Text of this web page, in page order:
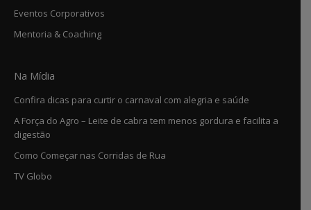
Eventos Corporativos
Mentoria & Coaching
Na Mídia
Confira dicas para curtir o carnaval com alegria e saúde
A Força do Agro – Leite de cabra tem menos gordura e facilita a
digestão
Como Começar nas Corridas de Rua
TV Globo